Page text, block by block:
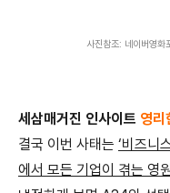
사진참조: 네이버영
세삼매거진 인사이트 영리
결국 이번 사태는 ‘비즈니
에서 모든 기업이 겪는 영